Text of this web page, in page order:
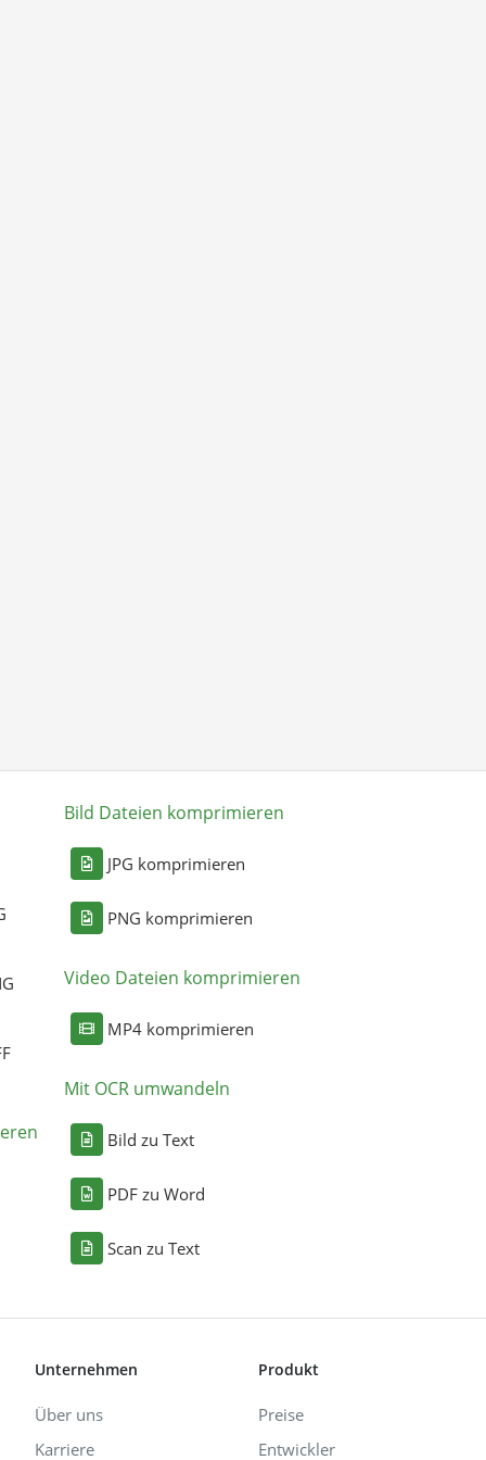
Bild Dateien komprimieren
JPG komprimieren
PNG komprimieren
Video Dateien komprimieren
MP4 komprimieren
Mit OCR umwandeln
Bild zu Text
PDF zu Word
Scan zu Text
Unternehmen
Über uns
Karriere
Produkt
Preise
Entwickler